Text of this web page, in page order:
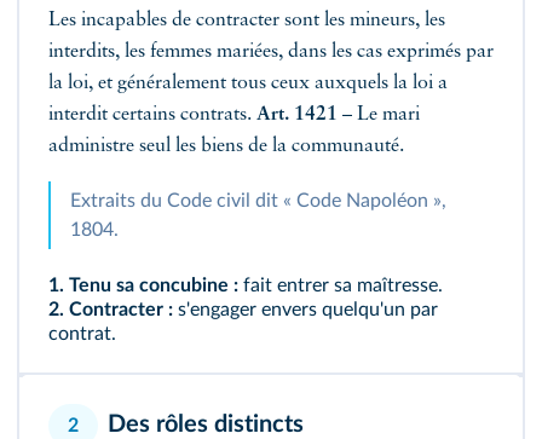
Les incapables de contracter sont les mineurs, les
interdits, les femmes mariées, dans les cas exprimés par
la loi, et généralement tous ceux auxquels la loi a
interdit certains contrats. Art. 1421 – Le mari
administre seul les biens de la communauté.
Extraits du Code civil dit « Code Napoléon »,
1804.
1. Tenu sa concubine : fait entrer sa maîtresse.
2. Contracter : s'engager envers quelqu'un par
contrat.
2 Des rôles distincts